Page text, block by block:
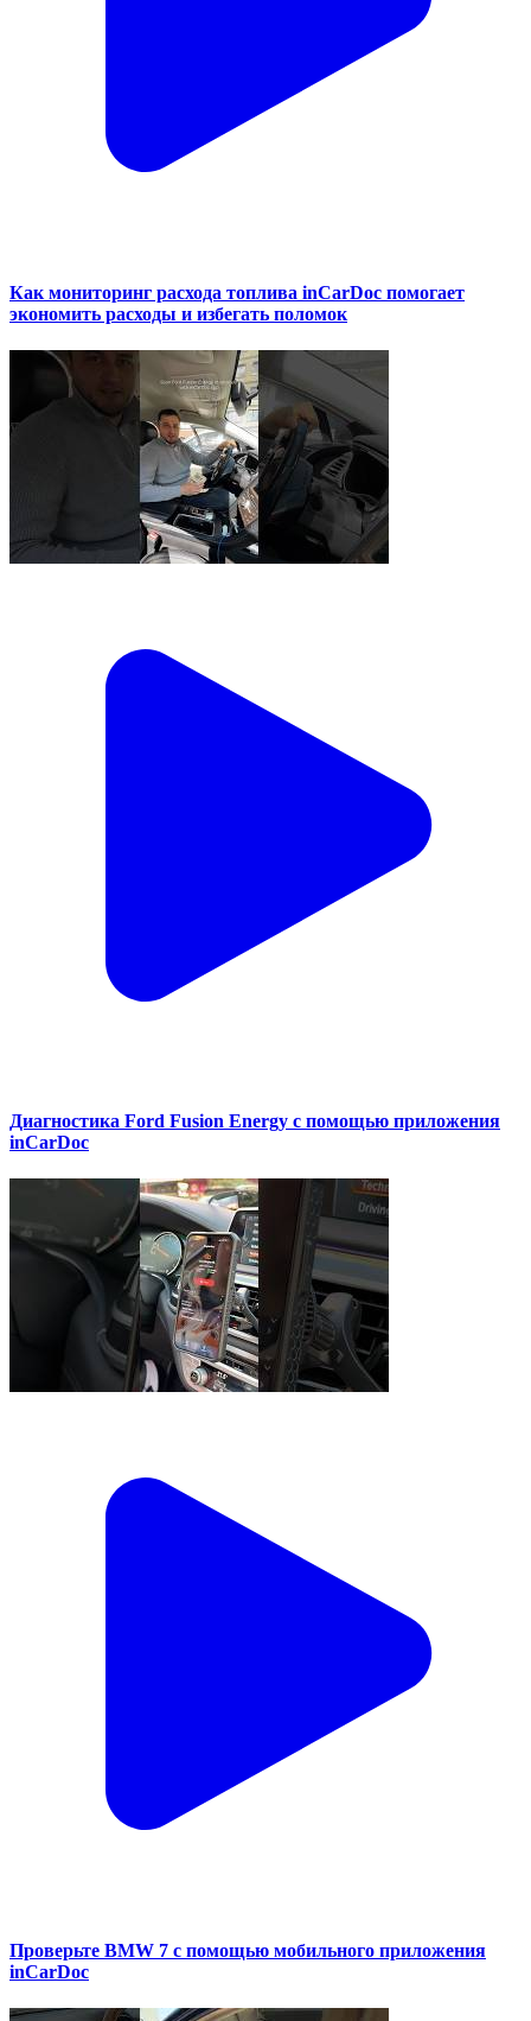
Как мониторинг расхода топлива inCarDoc помогает
экономить расходы и избегать поломок
Диагностика Ford Fusion Energy с помощью приложения
inCarDoc
Проверьте BMW 7 с помощью мобильного приложения
inCarDoc